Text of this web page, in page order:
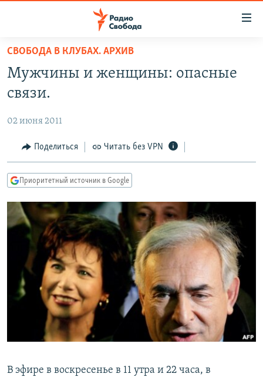
упрощенного
доступа
основному
Вернутся
главной
навигации
Вернутся
поиску
ПОДКАСТЫ
ЦИТАТЫ СВОБОДЫ
МНЕНИЯ
IDEL.РЕАЛИИ
КАВКАЗ.РЕАЛИИ
СЕВЕР.РЕАЛИИ
СИБИРЬ.РЕАЛИИ
РАСПИСАНИЕ ВЕЩАНИЯ
ПОДПИШИТЕСЬ НА РАССЫЛКУ
СОЦИАЛЬНЫЕ СЕТИ
СВОБОДА В КЛУБАХ. АРХИВ
Мужчины и женщины: опасные
связи.
02 июня 2011
Поделиться Читать без VPN
Приоритетный источник в Google
В эфире в воскресенье в 11 утра и 22 часа, в